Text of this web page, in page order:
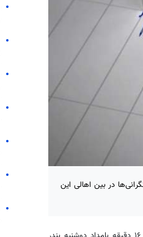
در بین اهالی این